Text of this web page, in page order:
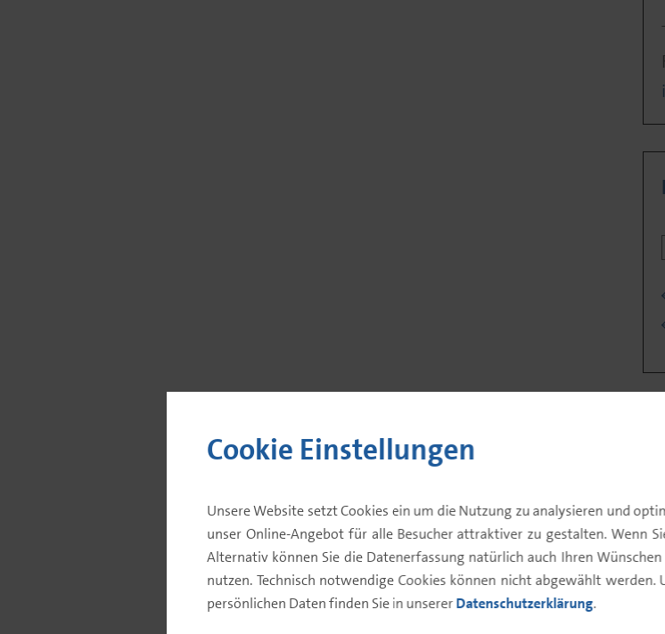
Cookie Einstellungen
Unsere Website setzt Cookies ein um die Nutzung zu analysieren und
unser Online-Angebot für alle Besucher attraktiver zu gestalten. Wenn
Alternativ können Sie die Datenerfassung natürlich auch Ihren
nutzen. Technisch notwendige Cookies können nicht abgewählt
persönlichen Daten finden Sie in unsererDatenschutzerklärung.
Wertentwicklung Portfolio Fondsdaten
Nachhaltigkeitsbezogene Offenlegung